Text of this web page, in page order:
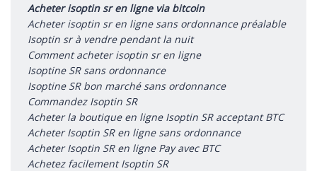
Acheter isoptin sr en ligne via bitcoin
Acheter isoptin sr en ligne sans ordonnance préalable
Isoptin sr à vendre pendant la nuit
Comment acheter isoptin sr en ligne
Isoptine SR sans ordonnance
Isoptine SR bon marché sans ordonnance
Commandez Isoptin SR
Acheter la boutique en ligne Isoptin SR acceptant BTC
Acheter Isoptin SR en ligne sans ordonnance
Acheter Isoptin SR en ligne Pay avec BTC
Achetez facilement Isoptin SR